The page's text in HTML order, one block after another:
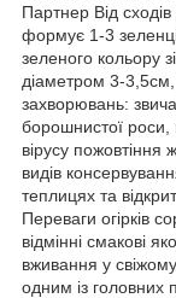
Партнер Від
формує 1-3
зеленого кольору
діаметром 3-
захворювань:
борошнистої роси,
вірусу пожовтіння
видів
теплицях та
Переваги огірків
відмінні смакові
вживання у
одним із головних